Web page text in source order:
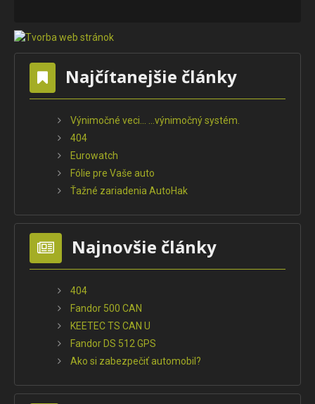
Najčítanejšie články
Výnimočné veci... ...výnimočný systém.
404
Eurowatch
Fólie pre Vaše auto
Ťažné zariadenia AutoHak
Najnovšie články
404
Fandor 500 CAN
KEETEC TS CAN U
Fandor DS 512 GPS
Ako si zabezpečiť automobil?